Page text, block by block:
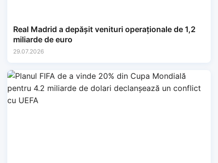
Real Madrid a depășit venituri operaționale de 1,2
miliarde de euro
29.07.2026